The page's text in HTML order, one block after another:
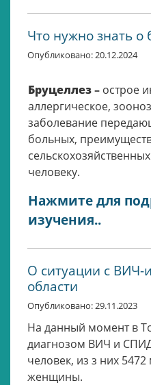
Что нужно знать о
Опубликовано: 20.12.2024
Бруцеллез– острое
аллергическое,
заболевание
больных,
человеку.
Нажмите для
изучения..
О ситуации с ВИЧ-
области
Опубликовано: 29.11.2023
На данный момент в
диагнозом ВИЧ и
человек, из з них
женщины.